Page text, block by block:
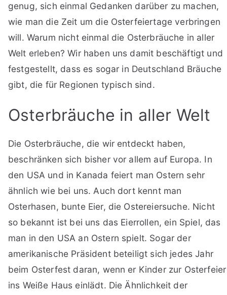
genug, sich einmal Gedanken darüber zu machen,
wie man die Zeit um die Osterfeiertage verbringen
will. Warum nicht einmal die Osterbräuche in aller
Welt erleben? Wir haben uns damit beschäftigt und
festgestellt, dass es sogar in Deutschland Bräuche
gibt, die für Regionen typisch sind.
Osterbräuche in aller Welt
Die Osterbräuche, die wir entdeckt haben,
beschränken sich bisher vor allem auf Europa. In
den USA und in Kanada feiert man Ostern sehr
ähnlich wie bei uns. Auch dort kennt man
Osterhasen, bunte Eier, die Ostereiersuche. Nicht
so bekannt ist bei uns das Eierrollen, ein Spiel, das
man in den USA an Ostern spielt. Sogar der
amerikanische Präsident beteiligt sich jedes Jahr
beim Osterfest daran, wenn er Kinder zur Osterfeier
ins Weiße Haus einlädt. Die Ähnlichkeit der